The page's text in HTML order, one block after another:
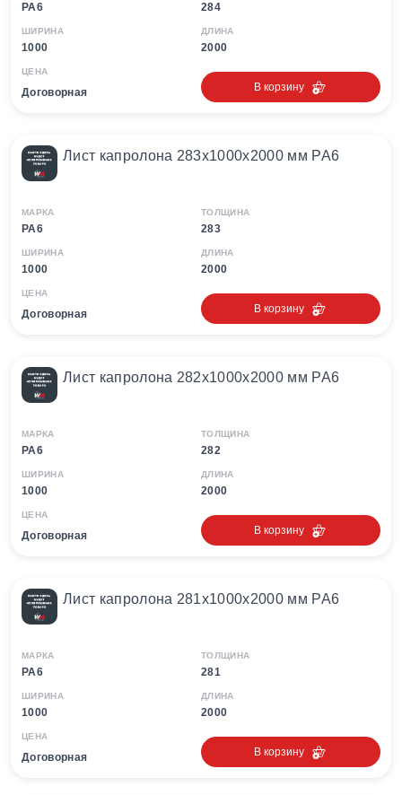
PA6 284
ШИРИНА
1000
ДЛИНА
2000
ЦЕНА
Договорная В корзину
Лист капролона 283х1000х2000 мм PA6
МАРКА
PA6
ТОЛЩИНА
283
ШИРИНА
1000
ДЛИНА
2000
ЦЕНА
Договорная В корзину
Лист капролона 282х1000х2000 мм PA6
МАРКА
PA6
ТОЛЩИНА
282
ШИРИНА
1000
ДЛИНА
2000
ЦЕНА
Договорная В корзину
Лист капролона 281х1000х2000 мм PA6
МАРКА
PA6
ТОЛЩИНА
281
ШИРИНА
1000
ДЛИНА
2000
ЦЕНА
Договорная В корзину